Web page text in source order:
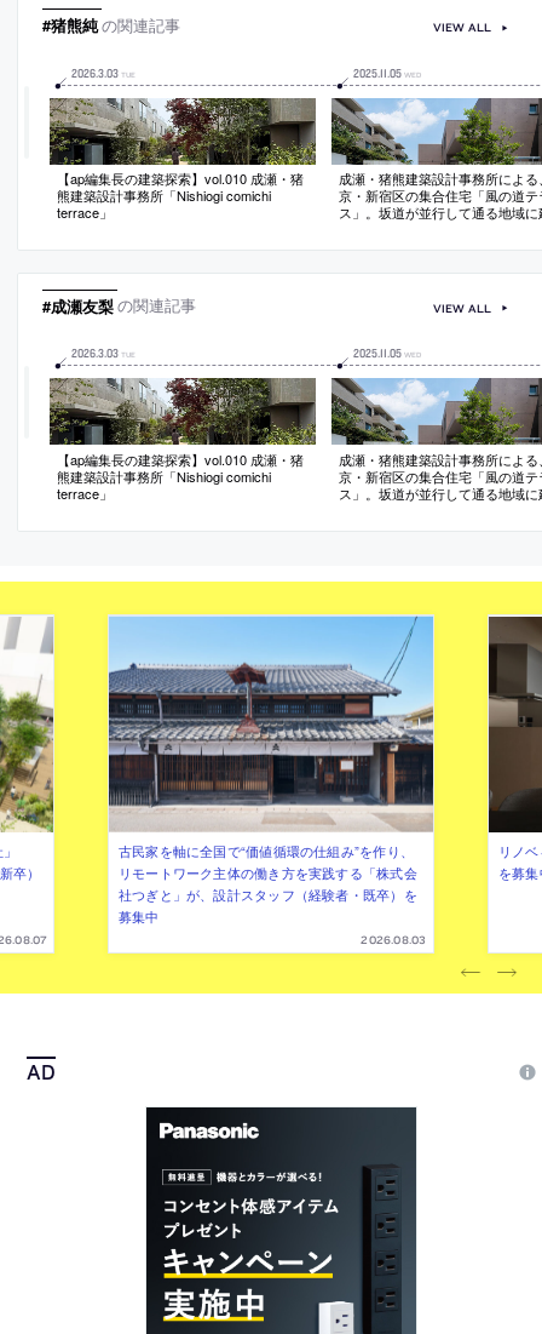
#猪熊純の関連記事
2026.3.03 TUE
【ap編集長の建築探索】vol.010 成瀬・猪
熊建築設計事務所「Nishiogi comichi
terrace」
2025.11 05 WED
成瀬・猪熊建築設計事務所による
京・新宿区の集合住宅「風の道テ
ス」。坂道が並行して通る地域に
ける道の豊かさに着目し、“街の
を6つに分割して空が見え光も差
VIEW ALL
#成瀬友梨の関連記事
2026.3.03 TUE
【ap編集長の建築探索】vol.010 成瀬・猪
熊建築設計事務所「Nishiogi comichi
terrace」
2025.11 05 WED
成瀬・猪熊建築設計事務所による
京・新宿区の集合住宅「風の道テ
ス」。坂道が並行して通る地域に
ける道の豊かさに着目し、“街の
つのスリットを通す
VIEW ALL
卒）
古民家を軸に全国で“価値循環の仕組み”を作り、
リモートワーク主体の働き方を実践する「株式会
社つぎと」が、設計スタッフ（経験者・既卒）を
募集中
2026.08.03
リノ
を募